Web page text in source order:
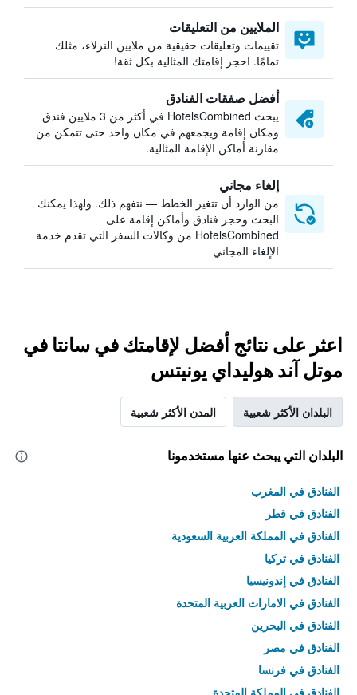
الملايين من التعليقات
تقييمات وتعليقات حقيقية من ملايين النزلاء، مثلك
تمامًا. احجز إقامتك المثالية بكل ثقة!
أفضل صفقات الفنادق
يبحث HotelsCombined في أكثر من 3 ملايين فندق
ومكان إقامة ويجمعهم في مكان واحد حتى تتمكن من
مقارنة أماكن الإقامة المثالية.
إلغاء مجاني
من الوارد أن تتغير الخطط — نتفهم ذلك. ولهذا يمكنك
البحث وحجز فنادق وأماكن إقامة على
HotelsCombined من وكالات السفر التي تقدم خدمة
الإلغاء المجاني
اعثر على نتائج أفضل لإقامتك في سانتا في
موتل آند هوليداي يونيتس
البلدان الأكثر شعبية المدن الأكثر شعبية
البلدان التي يبحث عنها مستخدمونا
الفنادق في المغرب
الفنادق في قطر
الفنادق في المملكة العربية السعودية
الفنادق في تركيا
الفنادق في إندونيسيا
الفنادق في الامارات العربية المتحدة
الفنادق في البحرين
الفنادق في مصر
الفنادق في فرنسا
الفنادق في المملكة المتحدة